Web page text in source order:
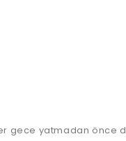
gece yatmadan önce